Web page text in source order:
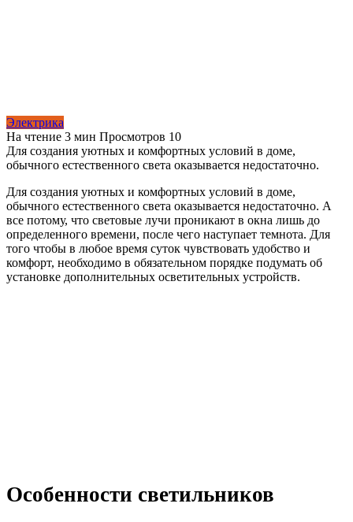
Электрика
На чтение 3 мин Просмотров 10
Для создания уютных и комфортных условий в доме,
обычного естественного света оказывается недостаточно.
Для создания уютных и комфортных условий в доме,
обычного естественного света оказывается недостаточно. А
все потому, что световые лучи проникают в окна лишь до
определенного времени, после чего наступает темнота. Для
того чтобы в любое время суток чувствовать удобство и
комфорт, необходимо в обязательном порядке подумать об
установке дополнительных осветительных устройств.
Особенности светильников